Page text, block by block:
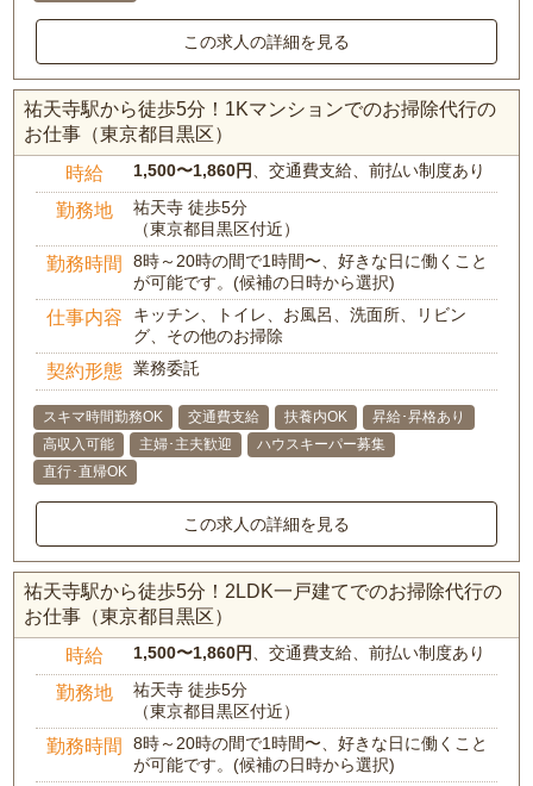
この求人の詳細を見る
祐天寺駅から徒歩5分！1Kマンションでのお掃除代行の
お仕事（東京都目黒区）
時給 1,500〜1,860円、交通費支給、前払い制度あり
勤務地
祐天寺 徒歩5分
（東京都目黒区付近）
勤務時間
8時～20時の間で1時間〜、好きな日に働くこと
が可能です。(候補の日時から選択)
仕事内容
キッチン、トイレ、お風呂、洗面所、リビン
グ、その他のお掃除
契約形態 業務委託
スキマ時間勤務OK 交通費支給 扶養内OK
昇給･昇格あり
高収入可能
主婦･主夫歓迎
ハウスキーパー募集
直行･直帰OK
この求人の詳細を見る
祐天寺駅から徒歩5分！2LDK一戸建てでのお掃除代行の
お仕事（東京都目黒区）
時給 1,500〜1,860円、交通費支給、前払い制度あり
勤務地
祐天寺 徒歩5分
（東京都目黒区付近）
勤務時間
8時～20時の間で1時間〜、好きな日に働くこと
が可能です。(候補の日時から選択)